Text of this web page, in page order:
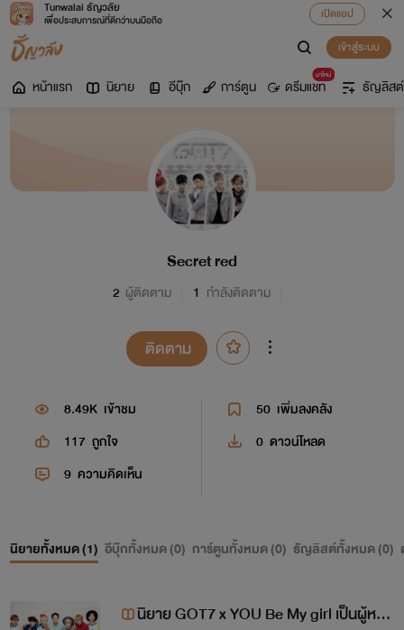
Tunwalai ธัญวลัย
เพื่อประสบการณ์ที่ดีกว่าบนมือถือ
เปิดแอป
เข้าสู่ระบบ
หน้าแรก นิยาย อีบุ๊ก การ์ตูน
มาใหม่
ดรีมแชท ธัญลิสต์
Secret red
2 ผู้ติดตาม 1 กำลังติดตาม
ติดตาม
8.49K เข้าชม 50 เพิ่มลงคลัง
117 ถูกใจ 0 ดาวน์โหลด
9 ความคิดเห็น
นิยายทั้งหมด (1) อีบุ๊กทั้งหมด (0) การ์ตูนทั้งหมด (0) ธัญลิสต์ทั้งหมด (0)
นิยาย GOT7 x YOU Be My girl เป็นผู้หญิ